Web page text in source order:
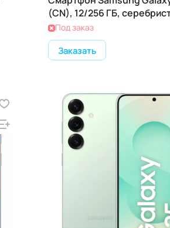
(CN), 12/256 ГБ,
Под заказ
Заказать